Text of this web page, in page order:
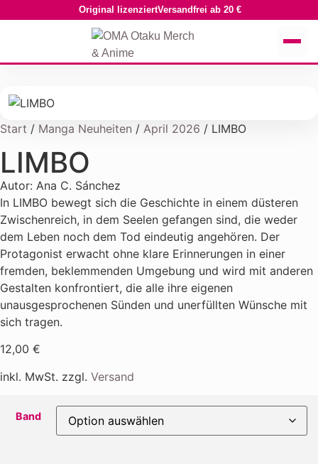
Original lizenziertVersandfrei ab 20 €
Start / Manga Neuheiten / April 2026 / LIMBO
LIMBO
Autor: Ana C. Sánchez
In LIMBO bewegt sich die Geschichte in einem düsteren
Zwischenreich, in dem Seelen gefangen sind, die weder
dem Leben noch dem Tod eindeutig angehören. Der
Protagonist erwacht ohne klare Erinnerungen in einer
fremden, beklemmenden Umgebung und wird mit anderen
Gestalten konfrontiert, die alle ihre eigenen
unausgesprochenen Sünden und unerfüllten Wünsche mit
sich tragen.
12,00 €
inkl. MwSt. zzgl. Versand
Band